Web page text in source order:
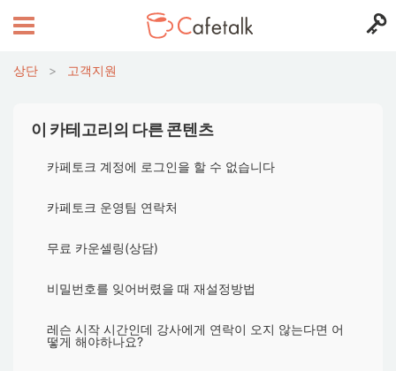
상단 > 고객지원
이 카테고리의 다른 콘텐츠
카페토크 계정에 로그인을 할 수 없습니다
카페토크 운영팀 연락처
무료 카운셀링(상담)
비밀번호를 잊어버렸을 때 재설정방법
레슨 시작 시간인데 강사에게 연락이 오지 않는다면 어
떻게 해야하나요?